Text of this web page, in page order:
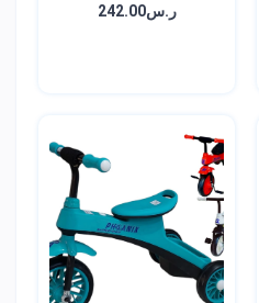
ر.س242.00